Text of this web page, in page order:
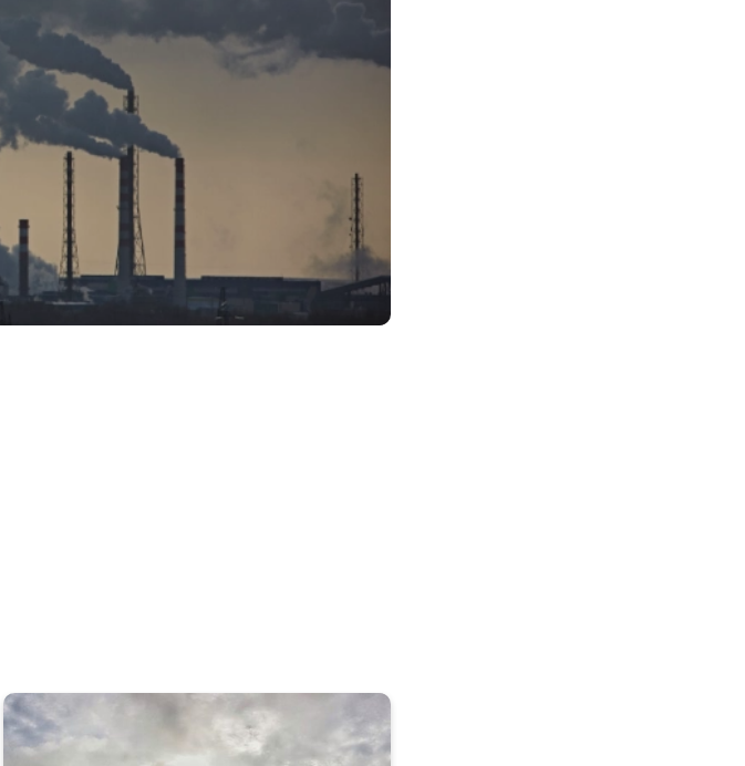
Hava kalite İndeksi (AQİ) nasıl okunur?. Uygulama özelliği. . .